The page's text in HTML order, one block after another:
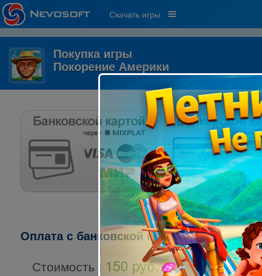
Скачать игры
Покупка игры
Покорение Америки
Оплата с банковской карты через
Стоимость : 150 pуб.